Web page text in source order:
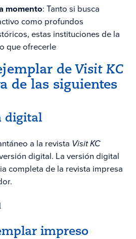
momento: Tanto si busca
como profundos
estas instituciones de la
que ofrecerle
deVisit KC
de las siguientes
digital
a la revista Visit KC
digital. La versión digital
completa de la revista impresa
impreso